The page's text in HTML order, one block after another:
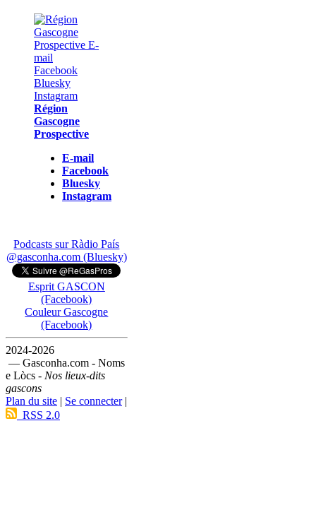
Région
Gascogne
Prospective
E-mail
Facebook
Bluesky
Instagram
Podcasts sur Ràdio País
@gasconha.com (Bluesky)
Esprit GASCON
(Facebook)
Couleur Gascogne
(Facebook)
2024-2026
— Gasconha.com - Noms
e Lòcs - Nos lieux-dits
gascons
Plan du site | Se connecter|
RSS 2.0